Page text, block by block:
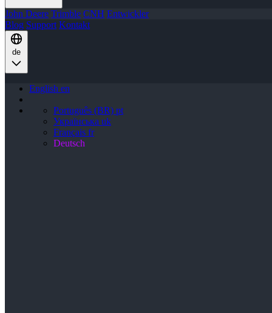
John Deere Trimble CNH Entwickler
Blog Support Kontakt
de
English en
Português (BR) pt
Українська uk
Français fr
Deutsch